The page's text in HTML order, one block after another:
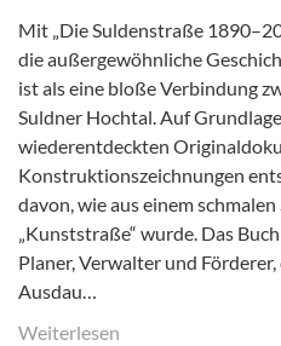
Mit „Die Suldenstraße
die außergewöhnliche
ist als eine bloße Verbindung
Suldner Hochtal. Auf
wiederentdeckten
Konstruktionszeichnungen
davon, wie aus einem
„Kunststraße“ wurde. Das
Planer, Verwalter und
Ausdau…
Weiterlesen